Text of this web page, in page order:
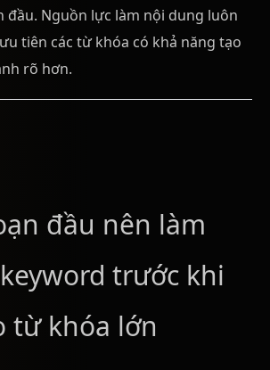
đầu. Nguồn lực làm nội dung luôn
tiên các từ khóa có khả năng tạo
rõ hơn.
đầu nên làm
trước khi
từ khóa lớn